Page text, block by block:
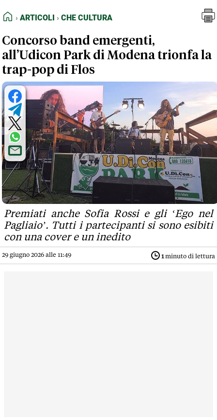
FEED RSS
NORMATIVE DEONTOLOGICHE
TERMINI e CONDIZIONI
Articoli
Che Cultura
HOME
ARTICOLI CHE CULTURA
Concorso band emergenti,
all’Udicon Park di Modena trionfa la
trap-pop di Flos
Premiati anche Sofia Rossi e gli ‘Ego nel
Pagliaio’. Tutti i partecipanti si sono esibiti
con una cover e un inedito
29 giugno 2026 alle 11:49 1minuto di lettura